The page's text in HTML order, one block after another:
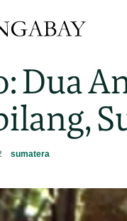
Dua
sumatera